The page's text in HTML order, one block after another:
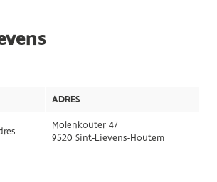
ADRES
Molenkouter 47
9520 Sint-Lievens-Houtem